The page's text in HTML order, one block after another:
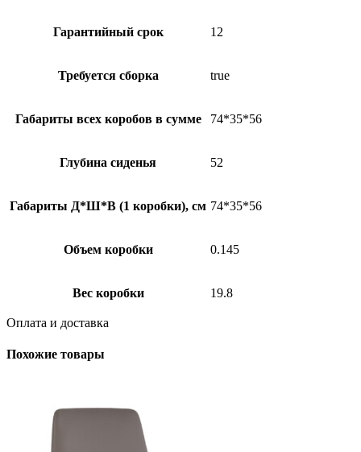
Гарантийный срок 12
Требуется сборка true
Габариты всех коробов в сумме 74*35*56
Глубина сиденья 52
Габариты Д*Ш*В (1 коробки), см 74*35*56
Объем коробки 0.145
Вес коробки 19.8
Оплата и доставка
Похожие товары